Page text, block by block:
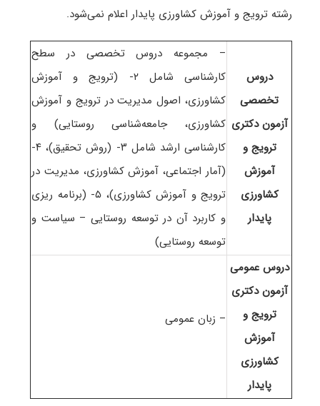
رشته ترویج و آموزش کشاورزی پایدار اعلام نمی‌شود.
دروس
تخصصی
آزمون دکتری
ترویج و
آموزش
کشاورزی
پایدار
– مجموعه دروس تخصصی در سطح
کارشناسی شامل ۲- (ترویج و آموزش
کشاورزی، اصول مدیریت در ترویج و آموزش
کشاورزی، جامعه‌شناسی روستایی) و
کارشناسی ارشد شامل ۳- (روش تحقیق)، ۴-
(آمار اجتماعی، آموزش کشاورزی، مدیریت در
ترویج و آموزش کشاورزی)، ۵- (برنامه ریزی
و کاربرد آن در توسعه روستایی – سیاست و
توسعه روستایی)
دروس عمومی
آزمون دکتری
ترویج و
آموزش
کشاورزی
پایدار
– زبان عمومی